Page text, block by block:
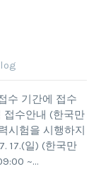
수 기간에 접수
접수안내 (한국만
시험을 시행하지
17.(일) (한국만
~…